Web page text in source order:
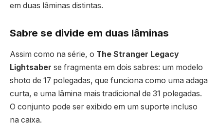
em duas lâminas distintas.
Sabre se divide em duas lâminas
Assim como na série, o The Stranger Legacy
Lightsaber se fragmenta em dois sabres: um modelo
shoto de 17 polegadas, que funciona como uma adaga
curta, e uma lâmina mais tradicional de 31 polegadas.
O conjunto pode ser exibido em um suporte incluso
na caixa.